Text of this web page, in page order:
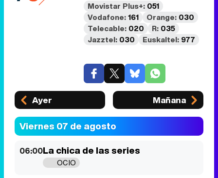
Movistar Plus+: 051
Vodafone:161 Orange: 030
Telecable: 020 R: 035
Jazztel: 030 Euskaltel: 977
Ayer Mañana
Viernes 07 de agosto
06:00La chica de las series
OCIO